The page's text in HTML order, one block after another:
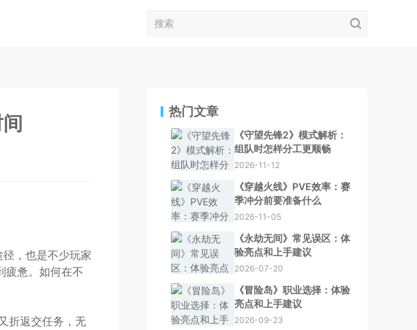
，也是不少玩家
疲惫。如何在不
折返交任务，无
热门文章
《守望先锋2》模式解析：
组队时怎样分工更顺畅
2026-11-12
《穿越火线》PVE效率：赛
季冲分前要准备什么
2026-11-05
《永劫无间》常见误区：体
验亮点和上手建议
2026-07-20
《冒险岛》职业选择：体验
亮点和上手建议
2026-09-23